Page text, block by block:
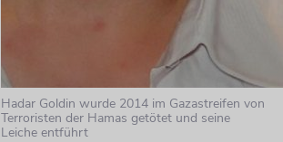
Hadar Goldin wurde 2014 im Gazastreifen von
Terroristen der Hamas getötet und seine
Leiche entführt